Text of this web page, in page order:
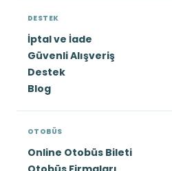
DESTEK
İptal ve İade
Güvenli Alışveriş
Destek
Blog
OTOBÜS
Online Otobüs Bileti